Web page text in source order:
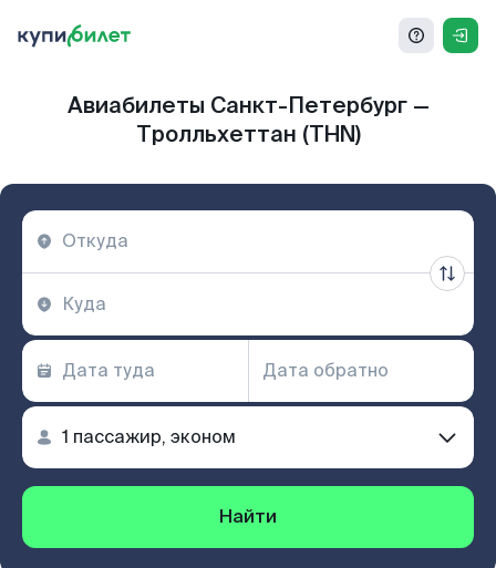
Авиабилеты Санкт-Петербург —
Тролльхеттан (THN)
Найти